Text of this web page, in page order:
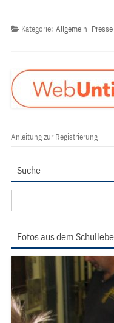
Kategorie: Allgemein Presse
Anleitung zur Registrierung
Suche
nach:
Fotos aus dem